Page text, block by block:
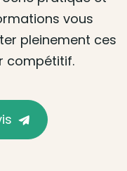
vous
pleinement ces
compétitif.